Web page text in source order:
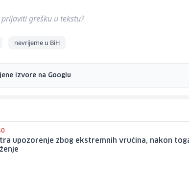
grešku u tekstu?
nevrijeme u BiH
izvore na Googlu
upozorenje zbog ekstremnih vrućina, nakon